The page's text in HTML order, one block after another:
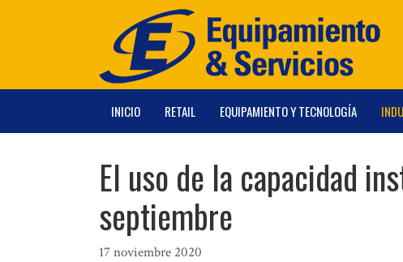
INICIO RETAIL EQUIPAMIENTO Y TECNOLOGÍA
El uso de la capacidad
septiembre
17 noviembre 2020